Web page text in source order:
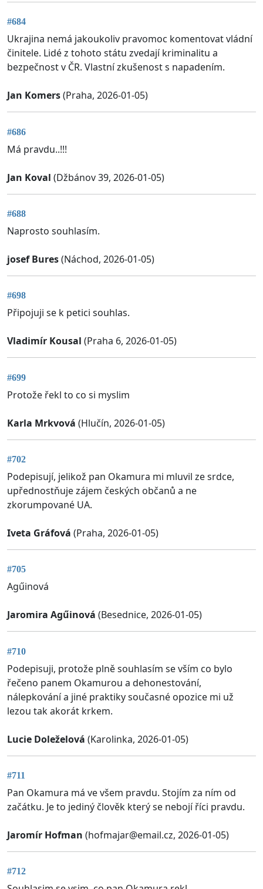
#684
Ukrajina nemá jakoukoliv pravomoc komentovat vládní
činitele. Lidé z tohoto státu zvedají kriminalitu a
bezpečnost v ČR. Vlastní zkušenost s napadením.
Jan Komers(Praha, 2026-01-05)
#686
Má pravdu..!!!
Jan Koval (Džbánov 39, 2026-01-05)
#688
Naprosto souhlasím.
josef Bures(Náchod, 2026-01-05)
#698
Připojuji se k petici souhlas.
Vladimír Kousal (Praha 6, 2026-01-05)
#699
Protože řekl to co si myslim
Karla Mrkvová (Hlučín, 2026-01-05)
#702
Podepisují, jelikož pan Okamura mi mluvil ze srdce,
upřednostňuje zájem českých občanů a ne
zkorumpované UA.
Iveta Gráfová (Praha, 2026-01-05)
#705
Agűinová
Jaromira Agűinová (Besednice, 2026-01-05)
#710
Podepisuji, protože plně souhlasím se vším co bylo
řečeno panem Okamurou a dehonestování,
nálepkování a jiné praktiky současné opozice mi už
lezou tak akorát krkem.
Lucie Doleželová (Karolinka, 2026-01-05)
#711
Pan Okamura má ve všem pravdu. Stojím za ním od
začátku. Je to jediný člověk který se nebojí říci pravdu.
Jaromír Hofman (hofmajar@email.cz, 2026-01-05)
#712